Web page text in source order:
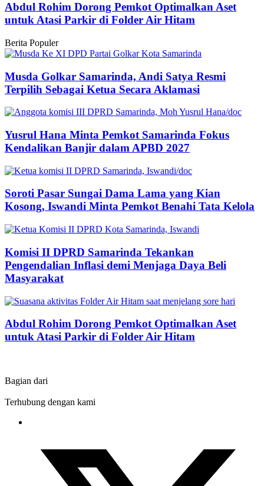
Abdul Rohim Dorong Pemkot Optimalkan Aset
untuk Atasi Parkir di Folder Air Hitam
Berita Populer
Musda Golkar Samarinda, Andi Satya Resmi
Terpilih Sebagai Ketua Secara Aklamasi
Yusrul Hana Minta Pemkot Samarinda Fokus
Kendalikan Banjir dalam APBD 2027
Soroti Pasar Sungai Dama Lama yang Kian
Kosong, Iswandi Minta Pemkot Benahi Tata Kelola
Komisi II DPRD Samarinda Tekankan
Pengendalian Inflasi demi Menjaga Daya Beli
Masyarakat
Abdul Rohim Dorong Pemkot Optimalkan Aset
untuk Atasi Parkir di Folder Air Hitam
Bagian dari
Terhubung dengan kami